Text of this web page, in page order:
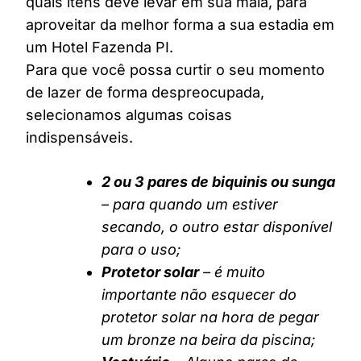
aproveitar da melhor forma a sua estadia em
um Hotel Fazenda PI.
Para que você possa curtir o seu momento
de lazer de forma despreocupada,
selecionamos algumas coisas
indispensáveis.
2 ou 3 pares de biquinis ou sunga
– para quando um estiver
secando, o outro estar disponível
para o uso;
Protetor solar– é muito
importante não esquecer do
protetor solar na hora de pegar
um bronze na beira da piscina;